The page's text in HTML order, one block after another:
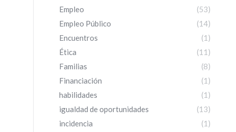
Empleo
(53)
Empleo Público
(14)
Encuentros
(1)
Ética
(11)
Familias
(8)
Financiación
(1)
habilidades
(1)
igualdad de oportunidades
(13)
incidencia
(1)